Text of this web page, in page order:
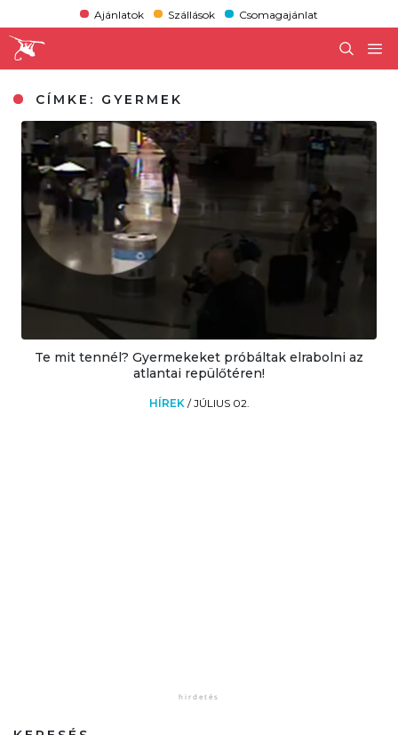
Ajánlatok Szállások Csomagajánlat
CÍMKE: GYERMEK
Te mit tennél? Gyermekeket próbáltak elrabolni az
atlantai repülőtéren!
HÍREK /JÚLIUS 02.